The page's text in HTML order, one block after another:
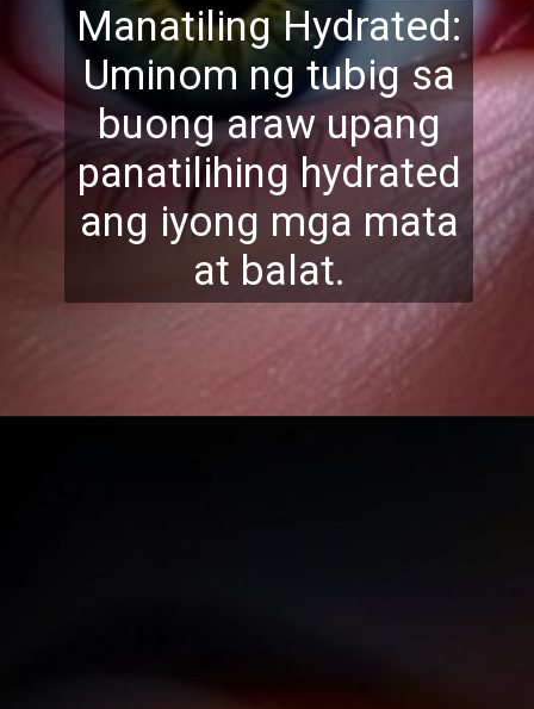
Manatiling Hydrated:
Uminom ng tubig sa
buong araw upang
panatilihing hydrated
ang iyong mga mata
at balat.